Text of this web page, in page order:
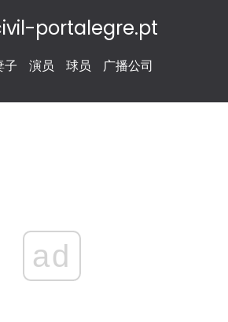
portalegre.pt
子 演员 球员 广播公司
ad